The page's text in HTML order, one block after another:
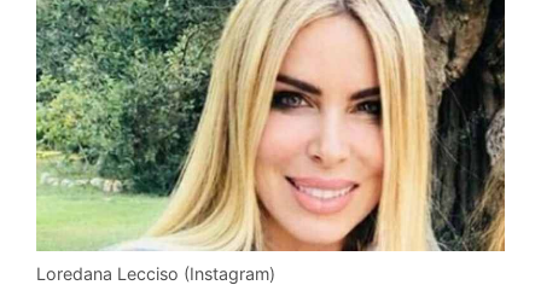
Loredana Lecciso (Instagram)